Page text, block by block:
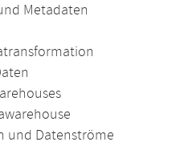
Metadaten
und Datenströme